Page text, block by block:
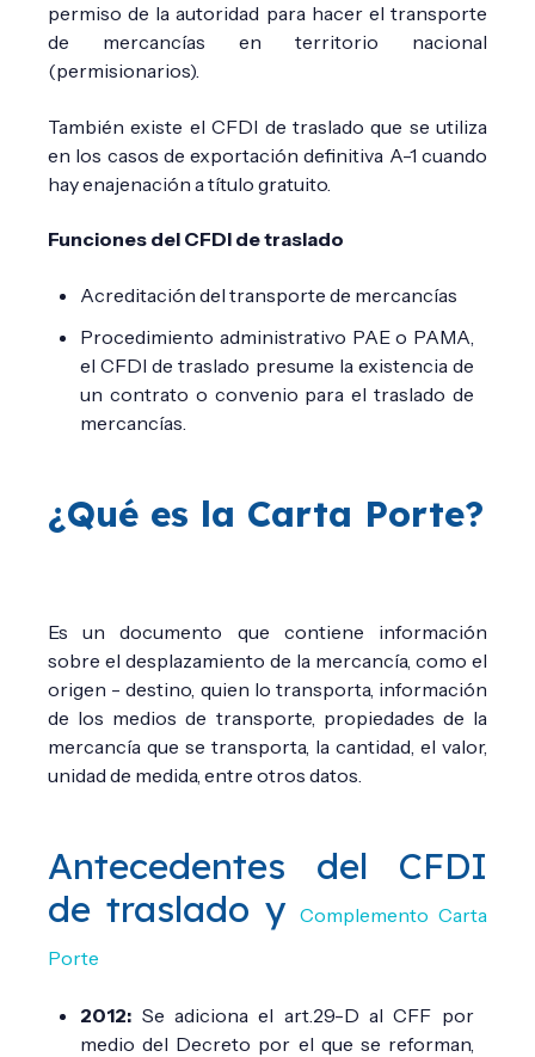
permiso de la autoridad para hacer el transporte
de mercancías en territorio nacional
(permisionarios).
También existe el CFDI de traslado que se utiliza
en los casos de exportación definitiva A-1 cuando
hay enajenación a título gratuito.
Funciones del CFDI de traslado
Acreditación del transporte de mercancías
Procedimiento administrativo PAE o PAMA,
el CFDI de traslado presume la existencia de
un contrato o convenio para el traslado de
mercancías.
¿Qué es la Carta Porte?
Es un documento que contiene información
sobre el desplazamiento de la mercancía, como el
origen - destino, quien lo transporta, información
de los medios de transporte, propiedades de la
mercancía que se transporta, la cantidad, el valor,
unidad de medida, entre otros datos.
Antecedentes del CFDI
de traslado yComplemento Carta
Porte
2012: Se adiciona el art.29-D al CFF por
medio del Decreto por el que se reforman,